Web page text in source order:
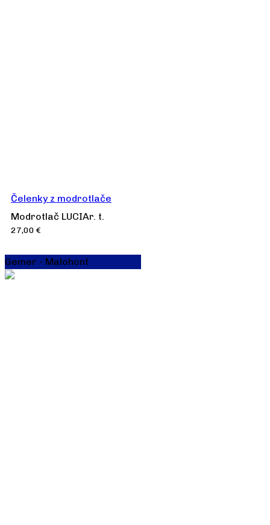
Čelenky z modrotlače
Modrotlač LUCIAr. t.
27,00 €
Gemer - Malohont